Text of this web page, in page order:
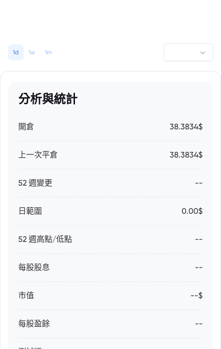
1d 1w 1m
分析與統計
開倉 38.3834$
上一次平倉 38.3834$
52 週變更 --
日範圍 0.00$
52 週高點/低點 --
每股股息 --
市值 --$
每股盈餘 --